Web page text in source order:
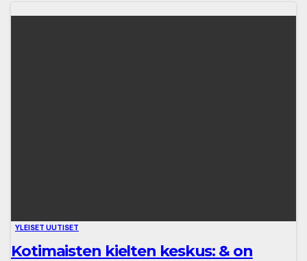
YLEISET UUTISET
Kotimaisten kielten keskus: & on